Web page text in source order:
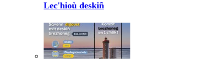
Lec'hioù deskiñ